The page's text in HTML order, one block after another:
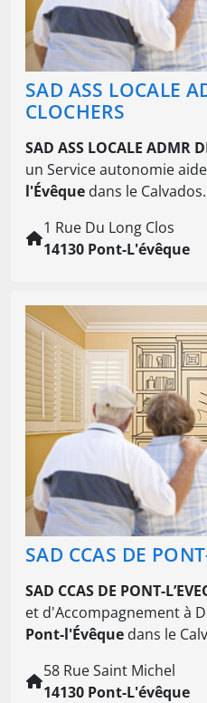
SAD ASS LOCALE
CLOCHERS
SAD ASS LOCALE ADMR
un Service autonomie
l'Évêque dans le Calvados.
1 Rue Du Long Clos
14130 Pont-L'évêque
SAD CCAS DE
SAD CCAS DE PONT-
et d'Accompagnement à
Pont-l'Évêque dans le
58 Rue Saint Michel
14130 Pont-L'évêque